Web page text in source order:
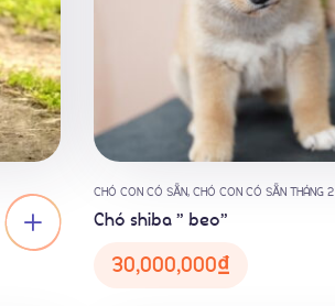
CHÓ CON CÓ SẴN, CHÓ CON CÓ SẴN THÁNG 2
Chó shiba ” beo”
30,000,000₫